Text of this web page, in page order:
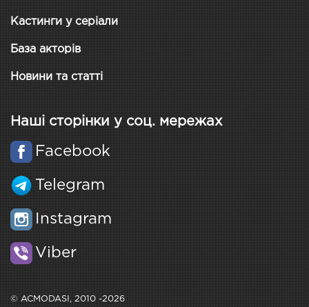
Кастинги у серіали
База акторів
Новини та статті
Наші сторінки у соц. мережах
Facebook
Telegram
Instagram
Viber
© ACMODASI, 2010 -2026